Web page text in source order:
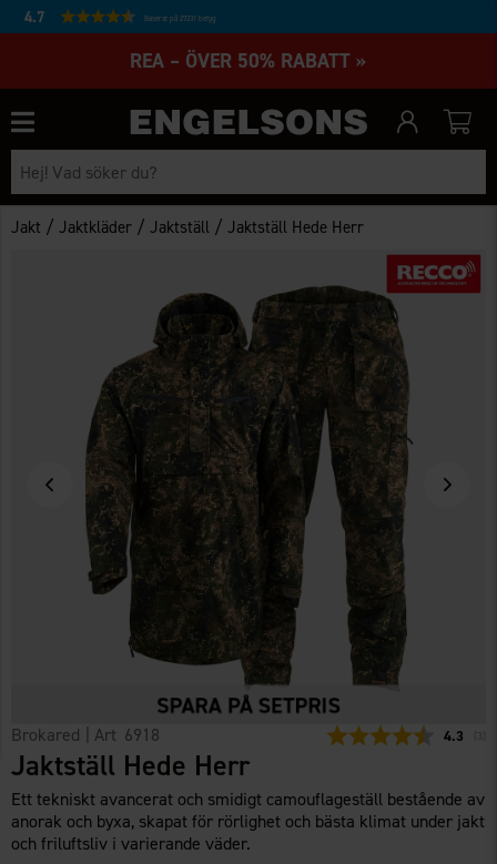
4.7 Baserat på 27231 betyg
REA – ÖVER 50% RABATT »
Jakt /Jaktkläder /Jaktställ /Jaktställ Hede Herr
Brokared | Art 6918 4.3
Jaktställ Hede Herr
Ett tekniskt avancerat och smidigt camouflageställ bestående av
anorak och byxa, skapat för rörlighet och bästa klimat under jakt
och friluftsliv i varierande väder.